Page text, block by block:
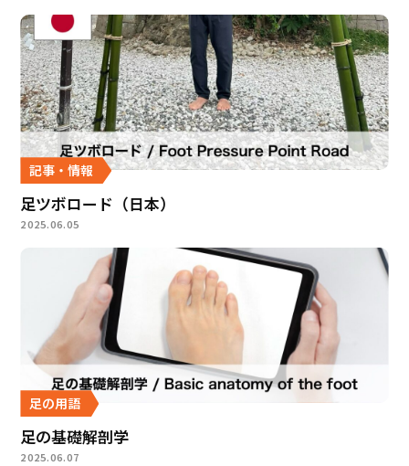
記事・情報
足ツボロード（日本）
2025.06.05
足の用語
足の基礎解剖学
2025.06.07